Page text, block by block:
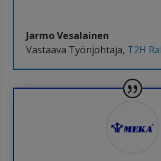
Jarmo Vesalainen
Vastaava Työnjohtaja, T2H